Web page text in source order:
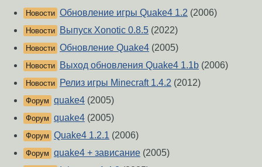
Новости Обновление игры Quake4 1.2 (2006)
Новости Выпуск Xonotic 0.8.5 (2022)
Новости Обновление Quake4 (2005)
Новости Выход обновления Quake4 1.1b (2006)
Новости Релиз игры Minecraft 1.4.2 (2012)
Форум quake4 (2005)
Форум quake4 (2005)
Форум Quake4 1.2.1 (2006)
Форум quake4 + зависание (2005)